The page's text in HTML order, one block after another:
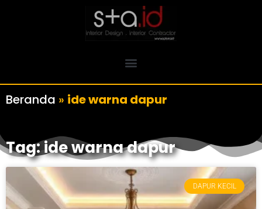
Beranda » ide warna dapur
Tag: ide warna dapur
DAPUR KECIL